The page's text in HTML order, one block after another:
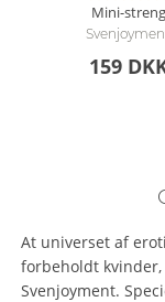
Mini-streng
159
At universet af
forbeholdt
Svenjoyment.